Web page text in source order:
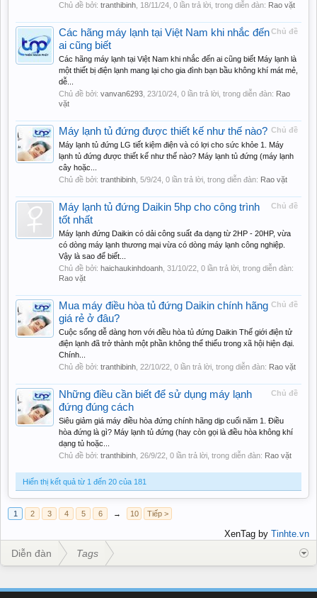
Chủ đề bởi: tranthibinh 18/11/24 , 0 lần trả lời, trong diễn đàn: Rao vặt
Chủ đề
Các hãng máy lạnh tại Việt Nam khi nhắc đến
ai cũng biết
Các hãng máy lạnh tại Việt Nam khi nhắc đến ai cũng biết Máy lạnh là
một thiết bị điện lạnh mang lại cho gia đình bạn bầu không khí mát mẻ,
dễ...
Chủ đề bởi: vanvan6293 23/10/24 , 0 lần trả lời, trong diễn đàn: Rao
vặt
Chủ đề
Máy lạnh tủ đứng được thiết kế như thế nào?
Máy lạnh tủ đứng LG tiết kiệm điện và có lợi cho sức khỏe 1. Máy
lạnh tủ đứng được thiết kế như thế nào? Máy lạnh tủ đứng (máy lạnh
cây hoặc...
Chủ đề bởi: tranthibinh 5/9/24 , 0 lần trả lời, trong diễn đàn: Rao vặt
Chủ đề
Máy lạnh tủ đứng Daikin 5hp cho công trình
tốt nhất
Máy lạnh đứng Daikin có dải công suất đa dạng từ 2HP - 20HP, vừa
có dòng máy lạnh thương mại vừa có dòng máy lạnh công nghiệp.
Vậy là sao để biết...
Chủ đề bởi: haichaukinhdoanh 31/10/22 , 0 lần trả lời, trong diễn đàn:
Rao vặt
Chủ đề
Mua máy điều hòa tủ đứng Daikin chính hãng
giá rẻ ở đâu?
Cuộc sống dễ dàng hơn với điều hòa tủ đứng Daikin Thế giới điện tử
điện lạnh đã trở thành một phần không thể thiếu trong xã hội hiện đại.
Chính...
Chủ đề bởi: tranthibinh 22/10/22 , 0 lần trả lời, trong diễn đàn: Rao vặt
Chủ đề
Những điều cần biết để sử dụng máy lạnh
đứng đúng cách
Siêu giảm giá máy điều hòa đứng chính hãng dịp cuối năm 1. Điều
hòa đứng là gì? Máy lạnh tủ đứng (hay còn gọi là điều hòa không khí
dạng tủ hoặc...
Chủ đề bởi: tranthibinh 26/9/22 , 0 lần trả lời, trong diễn đàn: Rao vặt
Hiển thị kết quả từ 1 đến 20 của 181
1 2 3 4 5 6 → 10 Tiếp >
XenTag by Tinhte.vn
Diễn đàn Tags